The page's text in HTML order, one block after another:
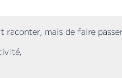
raconter, mais de faire